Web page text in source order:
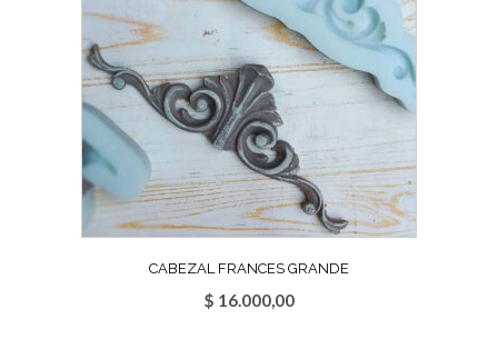
CABEZAL FRANCES GRANDE
$ 16.000,00